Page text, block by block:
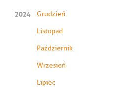
2024 Grudzień
Listopad
Październik
Wrzesień
Lipiec